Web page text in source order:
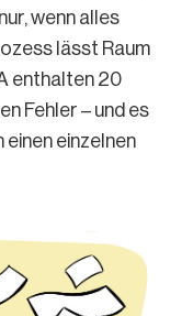
wenn alles
lässt Raum
enthalten 20
Fehler – und es
einzelnen